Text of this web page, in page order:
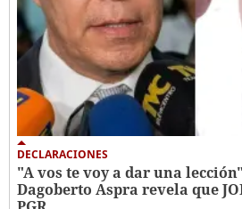
DECLARACIONES
"A vos te voy a dar una
Dagoberto Aspra revela que